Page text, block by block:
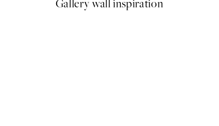
Gallery wall inspiration